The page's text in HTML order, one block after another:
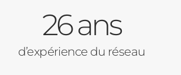
26 ans
d’expérience du réseau